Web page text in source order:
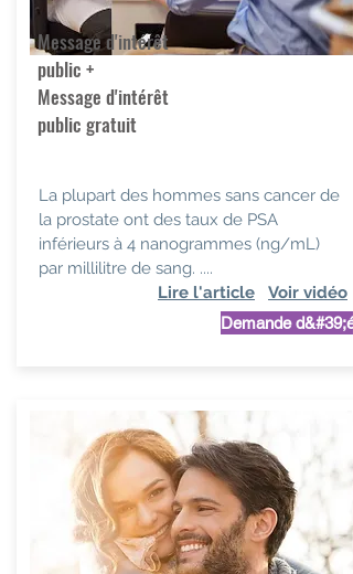
Message d'intérêt
public +
Message d'intérêt
public gratuit
La plupart des hommes sans cancer de
la prostate ont des taux de PSA
inférieurs à 4 nanogrammes (ng/mL)
par millilitre de sang. ....
Lire l'article
Voir vidéo
Demande